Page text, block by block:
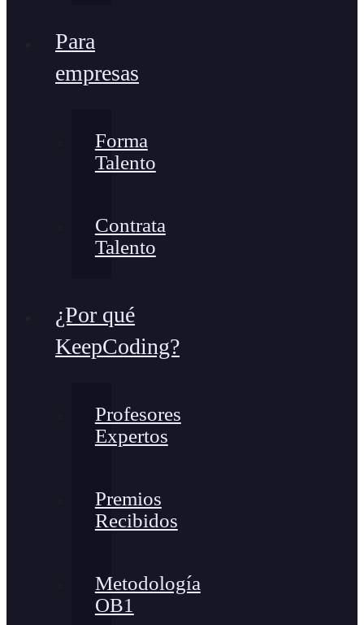
Para
empresas
Forma
Talento
Contrata
Talento
¿Por qué
KeepCoding?
Profesores
Expertos
Premios
Recibidos
Metodología
OB1